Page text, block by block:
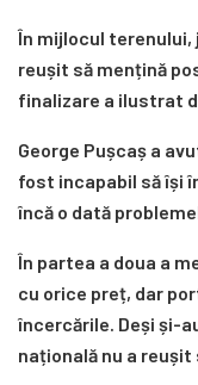
În mijlocul terenului,
reușit să mențină
finalizare a ilustrat
George Pușcaș a
fost incapabil să își
încă o dată
În partea a doua a
cu orice preț, dar
încercările. Deși și-
națională nu a reușit